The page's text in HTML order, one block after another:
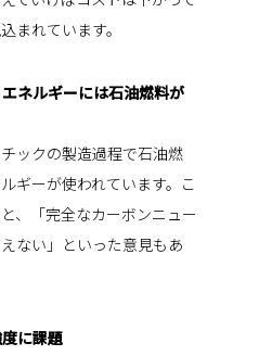
まれています。
ネルギーには石油燃料が
ックの製造過程で石油燃
ギーが使われています。こ
、「完全なカーボンニュー
ない」といった意見もあ
に課題